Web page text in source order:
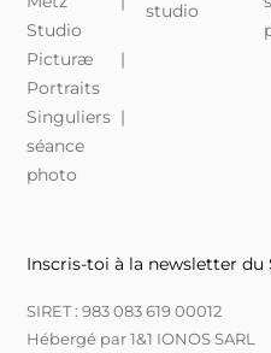
Inscris-toi à la newsletter
SIRET : 983 083 619 00012
Hébergé par 1&1 IONOS SARL